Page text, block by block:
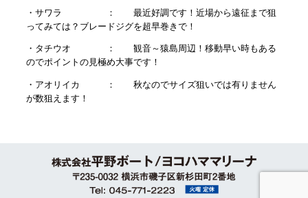
・サワラ ： 最近好調です！近場から遠征まで狙
ってみては？ブレードジグを超早巻きで！
・タチウオ ： 観音～猿島周辺！移動早い時もある
のでポイントの見極め大事です！
・アオリイカ ： 秋なのでサイズ狙いでは有りません
が数狙えます！